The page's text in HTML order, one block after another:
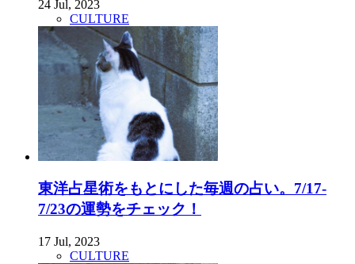
24 Jul, 2023
CULTURE
東洋占星術をもとにした毎週の占い。7/17-
7/23の運勢をチェック！
17 Jul, 2023
CULTURE